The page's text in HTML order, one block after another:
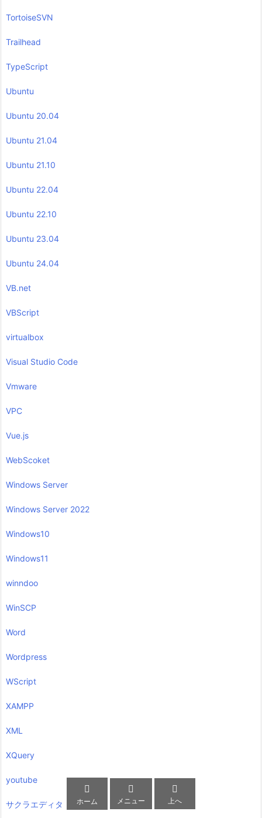
TortoiseSVN
Trailhead
TypeScript
Ubuntu
Ubuntu 20.04
Ubuntu 21.04
Ubuntu 21.10
Ubuntu 22.04
Ubuntu 22.10
Ubuntu 23.04
Ubuntu 24.04
VB.net
VBScript
virtualbox
Visual Studio Code
Vmware
VPC
Vue.js
WebScoket
Windows Server
Windows Server 2022
Windows10
Windows11
winndoo
WinSCP
Word
Wordpress
WScript
XAMPP
XML
XQuery
youtube
サクラエディタ

ホーム

メニュー

上へ